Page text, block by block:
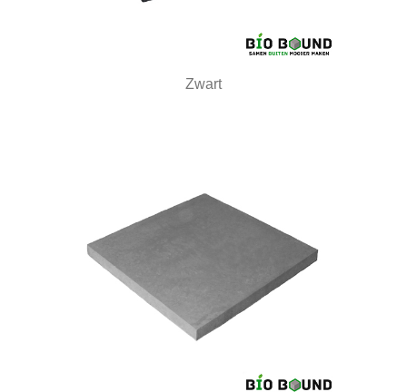
Zwart